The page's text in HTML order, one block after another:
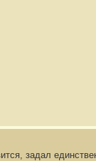
задал